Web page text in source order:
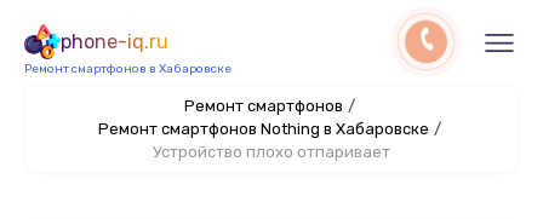
phone-iq.ru
Ремонт смартфонов в Хабаровске
Ремонт смартфонов /
Ремонт смартфонов Nothing в Хабаровске /
Устройство плохо отпаривает